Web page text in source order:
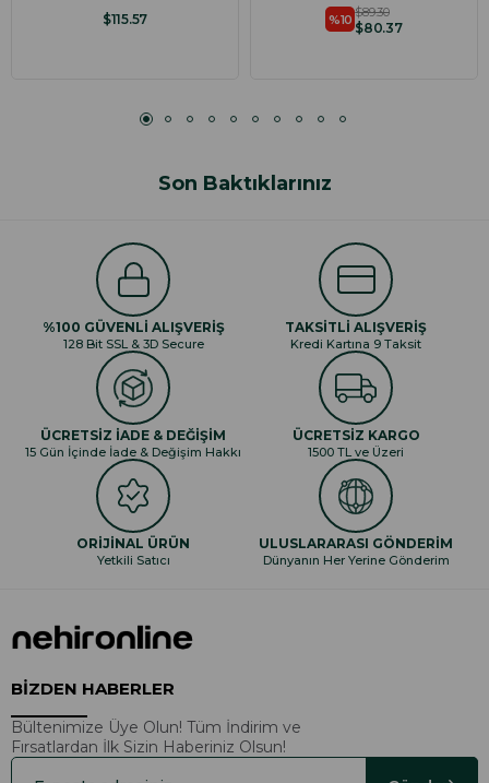
$115.57
%10 $80.37
$89.30
Son Baktıklarınız
%100 GÜVENLİ ALIŞVERİŞ
128 Bit SSL & 3D Secure
TAKSİTLİ ALIŞVERİŞ
Kredi Kartına 9 Taksit
ÜCRETSİZ İADE & DEĞİŞİM
15 Gün İçinde İade & Değişim Hakkı
ÜCRETSİZ KARGO
1500 TL ve Üzeri
ORİJİNAL ÜRÜN
Yetkili Satıcı
ULUSLARARASI GÖNDERİM
Dünyanın Her Yerine Gönderim
BİZDEN HABERLER
Bültenimize Üye Olun! Tüm İndirim ve
Fırsatlardan İlk Sizin Haberiniz Olsun!